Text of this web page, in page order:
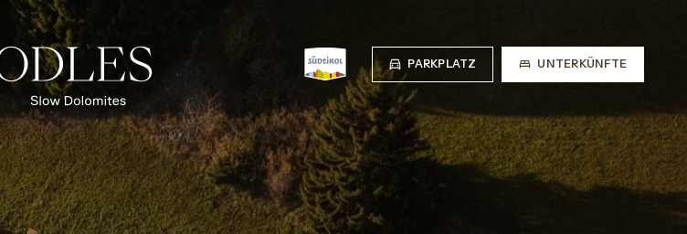
PARKPLATZ UNTERKÜNFTE
Produzenten